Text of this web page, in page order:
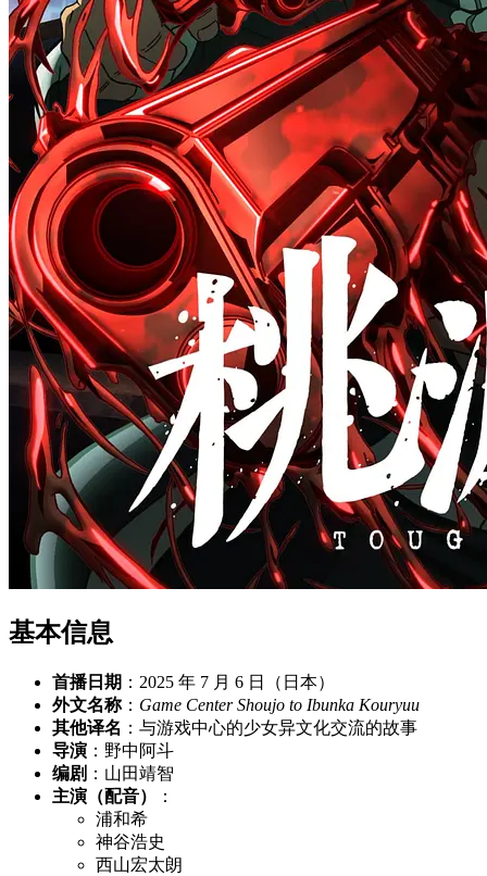
基本信息
首播日期 ：2025 年 7 月 6 日（日本）
外文名称： Game Center Shoujo to Ibunka Kouryuu
其他译名 ：与游戏中心的少女异文化交流的故事
导演 ：野中阿斗
编剧 ：山田靖智
主演（配音）
：
浦和希
神谷浩史
西山宏太朗